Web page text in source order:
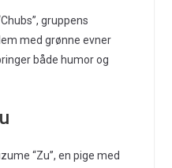
gruppens
med grønne evner
både humor og
“Zu”, en pige med